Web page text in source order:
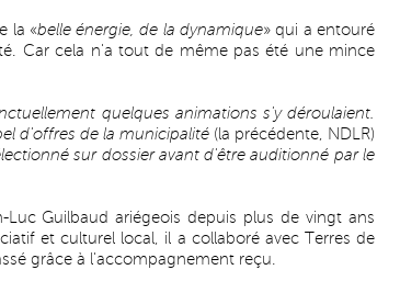
la «belle énergie, de la dynamique» qui a entouré
Car cela n'a tout de même pas été une mince
quelques animations s'y déroulaient.
d'offres de la municipalité (la précédente, NDLR)
sur dossier avant d'être auditionné par le
Guilbaud ariégeois depuis plus de vingt ans
et culturel local, il a collaboré avec Terres de
grâce à l'accompagnement reçu.